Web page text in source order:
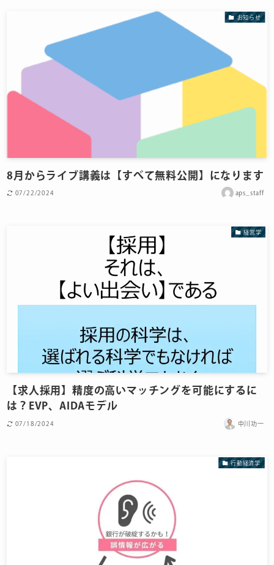
お知らせ
8月からライブ講義は【すべて無料公開】になります
07/22/2024 aps_staff
経営学
【求人採用】精度の高いマッチングを可能にするに
は？EVP、AIDAモデル
07/18/2024 中川功一
行動経済学